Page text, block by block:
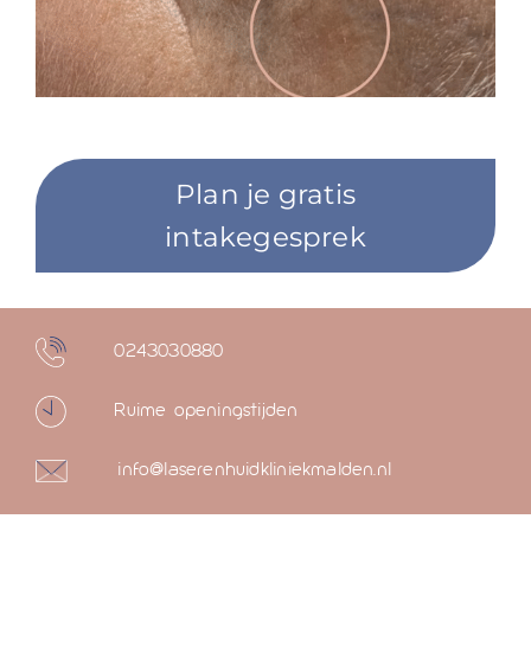
Plan je gratis
intakegesprek
0243030880
Ruime openingstijden
info@laserenhuidkliniekmalden.nl